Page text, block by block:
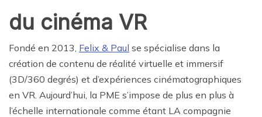
du cinéma VR
Fondé en 2013, Felix & Paul se spécialise dans la
création de contenu de réalité virtuelle et immersif
(3D/360 degrés) et d’expériences cinématographiques
en VR. Aujourd’hui, la PME s’impose de plus en plus à
l’échelle internationale comme étant LA compagnie